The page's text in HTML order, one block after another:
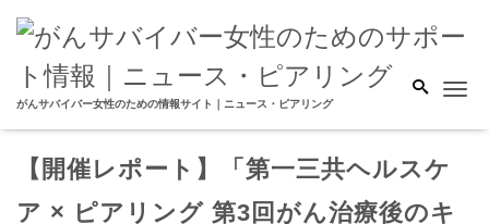
がんサバイバー女性のための情報サイト｜ニュース・ピアリング
【開催レポート】「第一三共ヘルスケ
ア × ピアリング 第3回がん治療後のキ